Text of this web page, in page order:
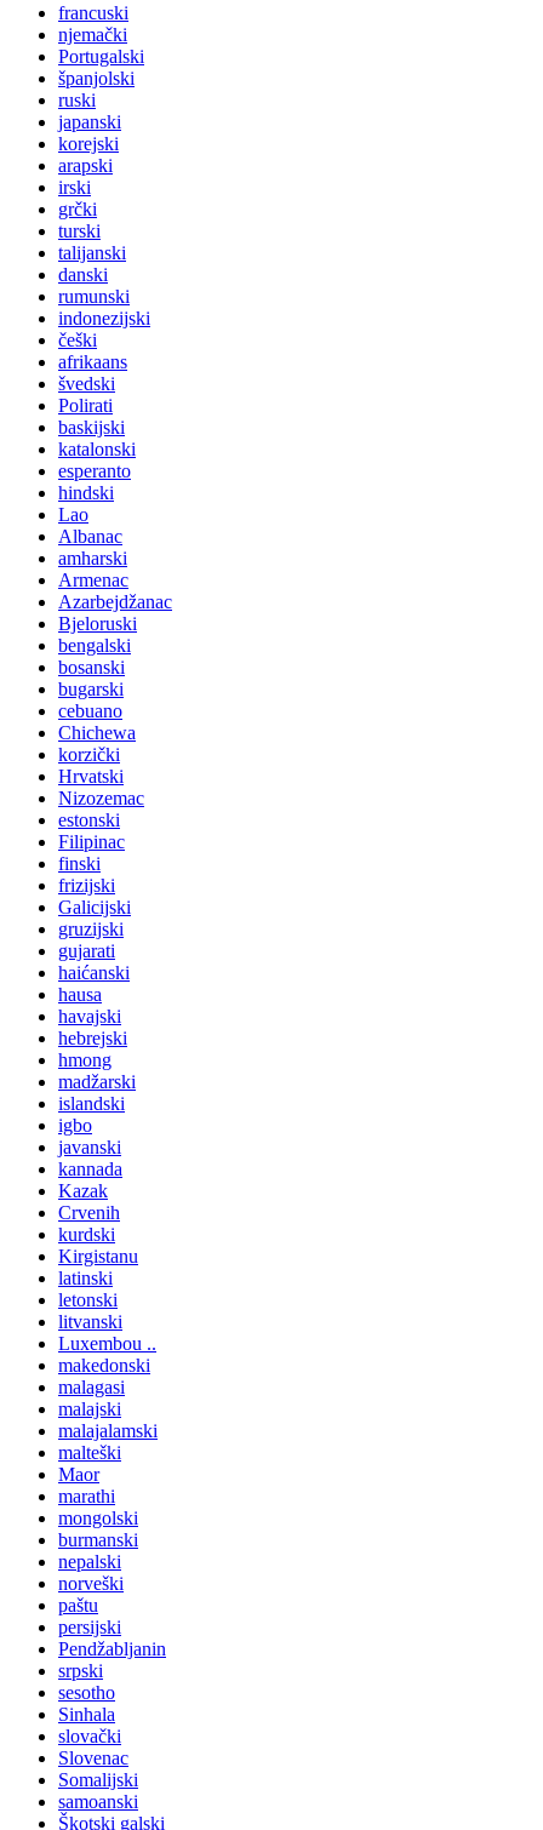
francuski
njemački
Portugalski
španjolski
ruski
japanski
korejski
arapski
irski
grčki
turski
talijanski
danski
rumunski
indonezijski
češki
afrikaans
švedski
Polirati
baskijski
katalonski
esperanto
hindski
Lao
Albanac
amharski
Armenac
Azarbejdžanac
Bjeloruski
bengalski
bosanski
bugarski
cebuano
Chichewa
korzički
Hrvatski
Nizozemac
estonski
Filipinac
finski
frizijski
Galicijski
gruzijski
gujarati
haićanski
hausa
havajski
hebrejski
hmong
madžarski
islandski
igbo
javanski
kannada
Kazak
Crvenih
kurdski
Kirgistanu
latinski
letonski
litvanski
Luxembou ..
makedonski
malagasi
malajski
malajalamski
malteški
Maor
marathi
mongolski
burmanski
nepalski
norveški
paštu
persijski
Pendžabljanin
srpski
sesotho
Sinhala
slovački
Slovenac
Somalijski
samoanski
Škotski galski